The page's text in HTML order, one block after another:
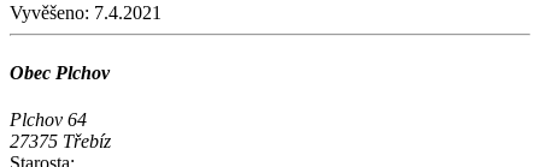
Vyvěšeno: 7.4.2021
Obec Plchov
Plchov 64
27375 Třebíz
Starosta: